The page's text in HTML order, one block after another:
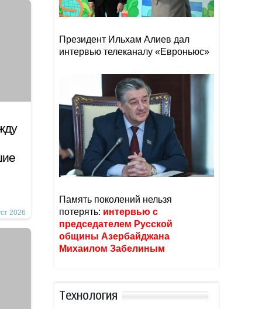
2026
Президент Ильхам Алиев дал
интервью телеканалу «Евроньюс»
Память поколений нельзя
потерять: интервью с
председателем Русской
общины Азербайджана
Михаилом Забелиным
Тexнoлoгия